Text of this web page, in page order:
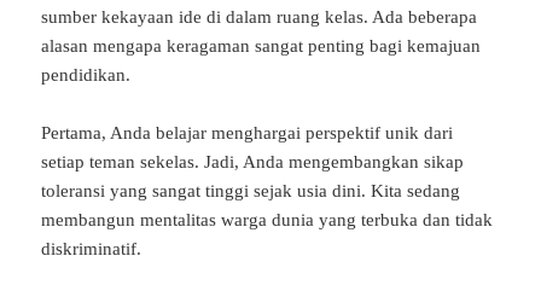
sumber kekayaan ide di dalam ruang kelas. Ada beberapa
alasan mengapa keragaman sangat penting bagi kemajuan
pendidikan.
Pertama, Anda belajar menghargai perspektif unik dari
setiap teman sekelas. Jadi, Anda mengembangkan sikap
toleransi yang sangat tinggi sejak usia dini. Kita sedang
membangun mentalitas warga dunia yang terbuka dan tidak
diskriminatif.